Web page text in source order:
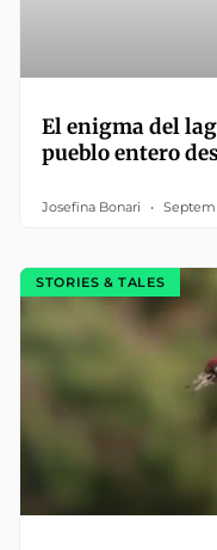
El enigma del
pueblo entero
Josefina Bonari
STORIES & TALES